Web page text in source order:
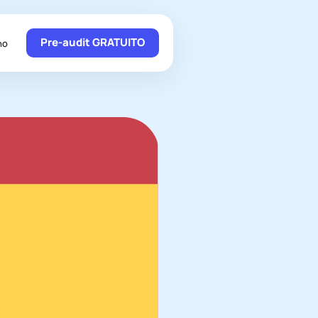
Pre-audit GRATUITO